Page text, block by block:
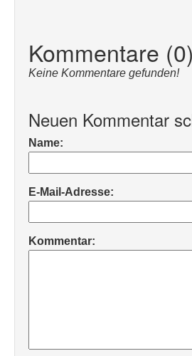
Kommentare (0)
Keine Kommentare gefunden!
Neuen Kommentar
Name:
E-Mail-Adresse:
Kommentar: